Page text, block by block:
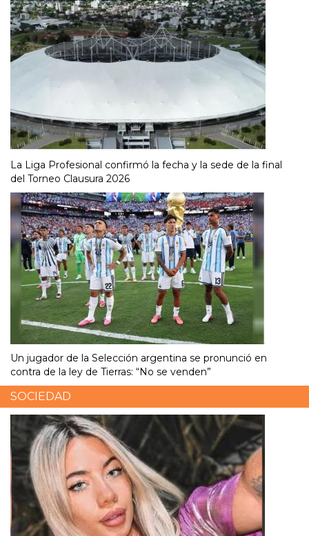
La Liga Profesional confirmó la fecha y la sede de la final
del Torneo Clausura 2026
Un jugador de la Selección argentina se pronunció en
contra de la ley de Tierras: “No se venden”
SOCIEDAD